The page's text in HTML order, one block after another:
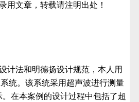
用文章，转载请注明出处！
计法和明德扬设计规范，本人用
统。该系统采用超声波进行测量
在本案例的设计过程中包括了超